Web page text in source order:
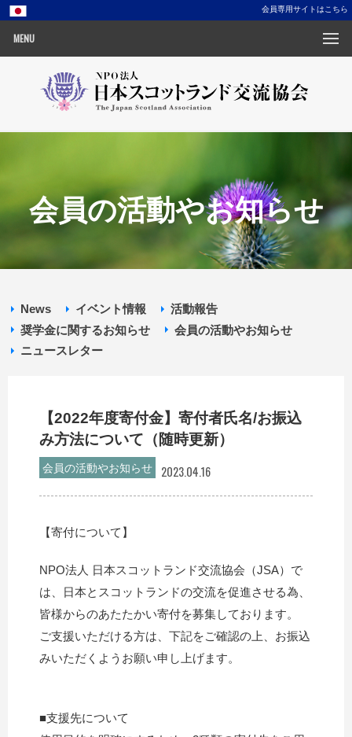
会員専用サイトはこちら
MENU
会員の活動やお知らせ
News イベント情報
活動報告
奨学金に関するお知らせ
会員の活動やお知らせ
ニュースレター
【2022年度寄付金】寄付者氏名/お振込
み方法について（随時更新）
会員の活動やお知らせ 2023.04.16
【寄付について】
NPO法人 日本スコットランド交流協会（JSA）で
は、日本とスコットランドの交流を促進させる為、
皆様からのあたたかい寄付を募集しております。
ご支援いただける方は、下記をご確認の上、お振込
みいただくようお願い申し上げます。
■支援先について